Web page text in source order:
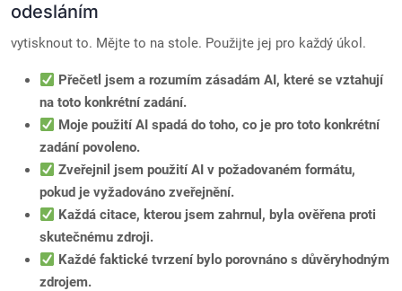
odesláním
vytisknout to. Mějte to na stole. Použijte jej pro každý úkol.
Přečetl jsem a rozumím zásadám AI, které se vztahují
na toto konkrétní zadání.
Moje použití AI spadá do toho, co je pro toto konkrétní
zadání povoleno.
Zveřejnil jsem použití AI v požadovaném formátu,
pokud je vyžadováno zveřejnění.
Každá citace, kterou jsem zahrnul, byla ověřena proti
skutečnému zdroji.
Každé faktické tvrzení bylo porovnáno s důvěryhodným
zdrojem.